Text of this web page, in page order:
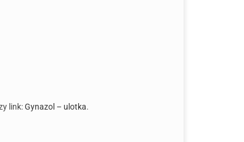
link:Gynazol – ulotka.